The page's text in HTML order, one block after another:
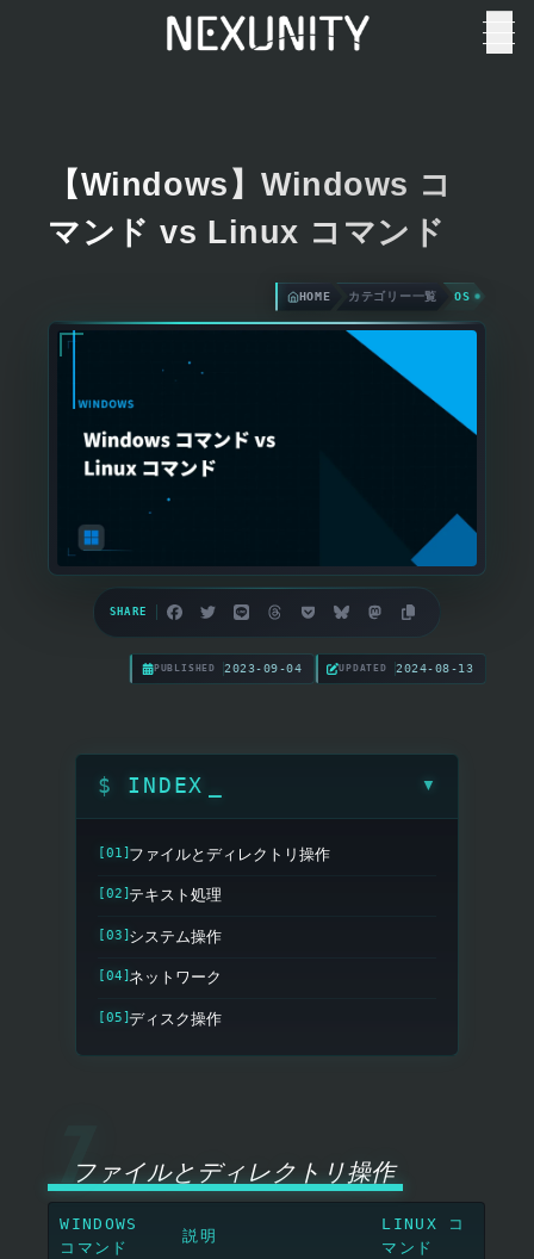
【Windows】Windows コ
マンド vs Linux コマンド
HOME カテゴリー一覧 OS
SHARE
PUBLISHED 2023-09-04 UPDATED 2024-08-13
INDEX ▼
ファイルとディレクトリ操作
テキスト処理
システム操作
ネットワーク
ディスク操作
ファイルとディレクトリ操作
WINDOWS
コマンド
説明
LINUX コ
マンド